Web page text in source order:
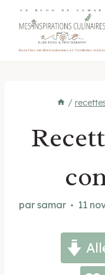
LE BLOG DE SAMAR
Recettes méditerranéennes et familiales
/
par samar 11